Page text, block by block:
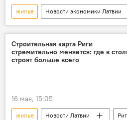
жилье Новости экономики Латвии
недвижимость
квартира
Строительная карта Риги
стремительно меняется: где в
строят больше всего
16 мая, 15:05
жилье Новости Латвии